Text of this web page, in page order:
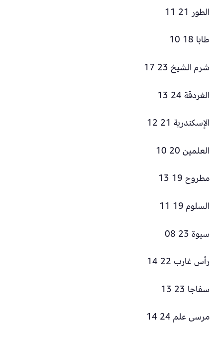
الطور 21 11
طابا 18 10
شرم الشيخ 23 17
الغردقة 24 13
الإسكندرية 21 12
العلمين 20 10
مطروح 19 13
السلوم 19 11
سيوة 23 08
رأس غارب 22 14
سفاجا 23 13
مرسى علم 24 14